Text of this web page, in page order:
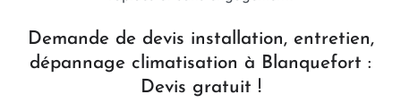
Demande de devis installation, entretien,
dépannage climatisation à Blanquefort :
Devis gratuit !